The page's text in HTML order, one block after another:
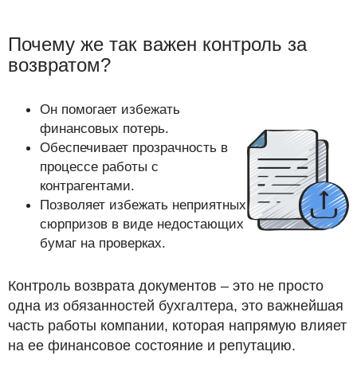
Почему же так важен контроль за
возвратом?
Он помогает избежать
финансовых потерь.
Обеспечивает прозрачность в
процессе работы с
контрагентами.
Позволяет избежать неприятных
сюрпризов в виде недостающих
бумаг на проверках.
Контроль возврата документов – это не просто
одна из обязанностей бухгалтера, это важнейшая
часть работы компании, которая напрямую влияет
на ее финансовое состояние и репутацию.